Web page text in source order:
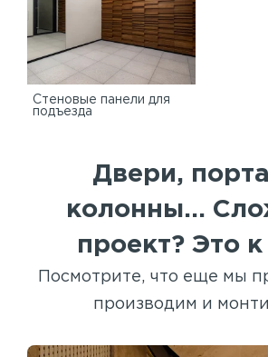
Стеновые панели для
подъезда
Двери,
колонны...
проект? Это
Посмотрите, что еще мы
производим и